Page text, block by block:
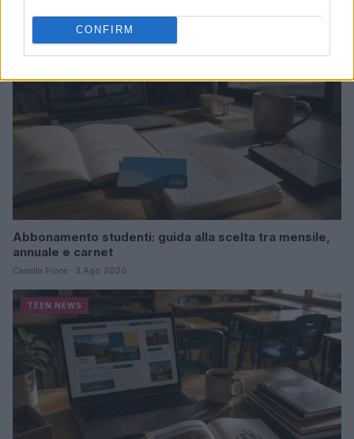
CONFIRM
TEEN NEWS
Abbonamento studenti: guida alla scelta tra mensile,
annuale e carnet
Camilla Fiore · 3 Ago 2026
TEEN NEWS